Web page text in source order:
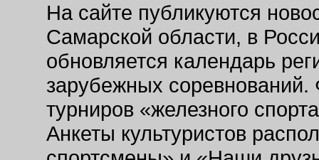
На сайте публикуются
Самарской области, в
обновляется календарь
зарубежных соревнований.
турниров «железного
Анкеты культуристов